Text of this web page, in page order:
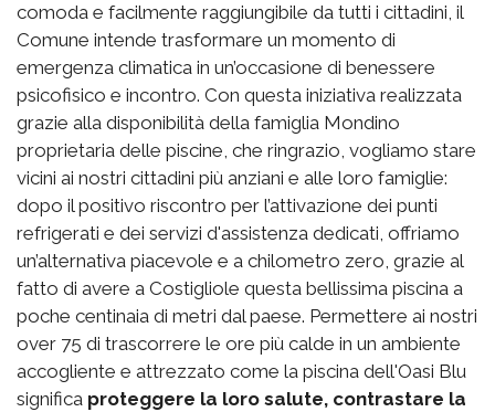
comoda e facilmente raggiungibile da tutti i cittadini, il
Comune intende trasformare un momento di
emergenza climatica in un’occasione di benessere
psicofisico e incontro. Con questa iniziativa realizzata
grazie alla disponibilità della famiglia Mondino
proprietaria delle piscine, che ringrazio, vogliamo stare
vicini ai nostri cittadini più anziani e alle loro famiglie:
dopo il positivo riscontro per l’attivazione dei punti
refrigerati e dei servizi d'assistenza dedicati, offriamo
un’alternativa piacevole e a chilometro zero, grazie al
fatto di avere a Costigliole questa bellissima piscina a
poche centinaia di metri dal paese. Permettere ai nostri
over 75 di trascorrere le ore più calde in un ambiente
accogliente e attrezzato come la piscina dell'Oasi Blu
significa proteggere la loro salute, contrastare la